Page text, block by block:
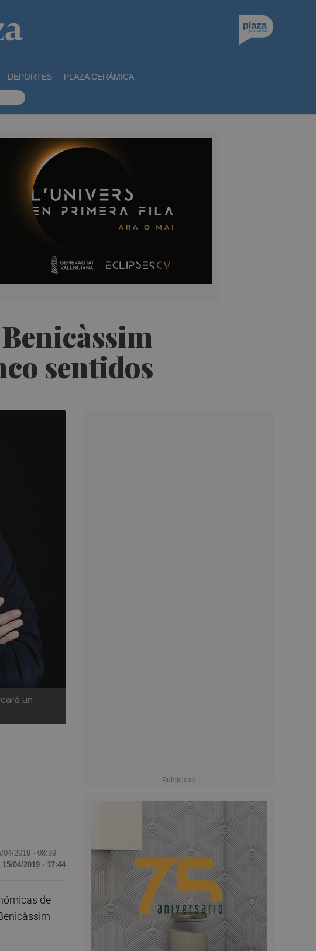
DEPORTES PLAZA CERÁMICA
sentidos
un
04/2019 · 08:39
04/2019 · 17:44
de